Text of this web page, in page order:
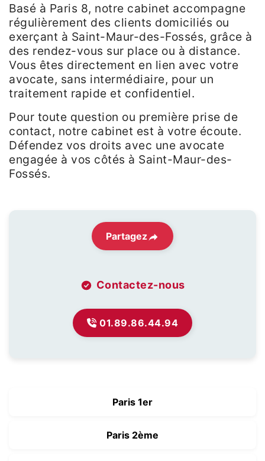
Basé à Paris 8, notre cabinet accompagne
régulièrement des clients domiciliés ou
exerçant à Saint-Maur-des-Fossés, grâce à
des rendez-vous sur place ou à distance.
Vous êtes directement en lien avec votre
avocate, sans intermédiaire, pour un
traitement rapide et confidentiel.
Pour toute question ou première prise de
contact, notre cabinet est à votre écoute.
Défendez vos droits avec une avocate
engagée à vos côtés à Saint-Maur-des-
Fossés.
Partagez
Contactez-nous
01.89.86.44.94
Paris 1er
Paris 2ème